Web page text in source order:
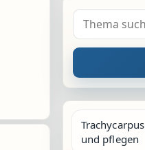
Suche
und pflegen